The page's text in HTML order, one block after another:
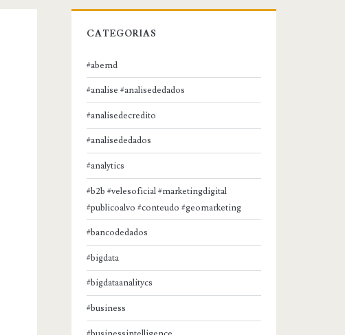
CATEGORIAS
#abemd
#analise #analisededados
#analisedecredito
#analisededados
#analytics
#b2b #velesoficial #marketingdigital
#publicoalvo #conteudo #geomarketing
#bancodedados
#bigdata
#bigdataanalitycs
#business